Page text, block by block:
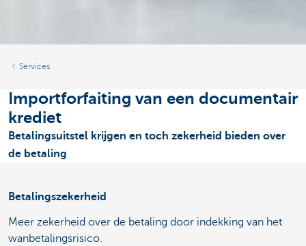
Services
Importforfaiting van een documentair
krediet
Betalingsuitstel krijgen en toch zekerheid bieden over
de betaling
Betalingszekerheid
Meer zekerheid over de betaling door indekking van het
wanbetalingsrisico.